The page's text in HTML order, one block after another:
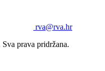
rva@rva.hr
prava pridržana.